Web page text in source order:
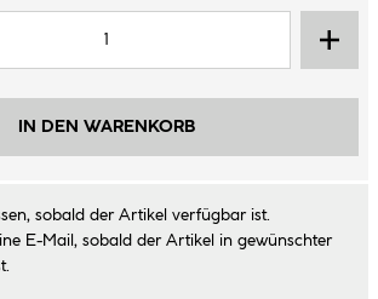
IN DEN WARENKORB
sobald der Artikel verfügbar ist.
E-Mail, sobald der Artikel in gewünschter